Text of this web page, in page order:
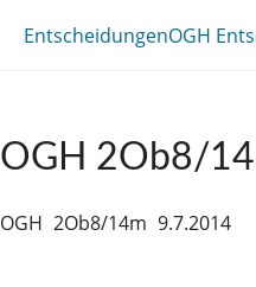
EntscheidungenOGH
OGH 2Ob8/
OGH 2Ob8/14m 9.7.2014